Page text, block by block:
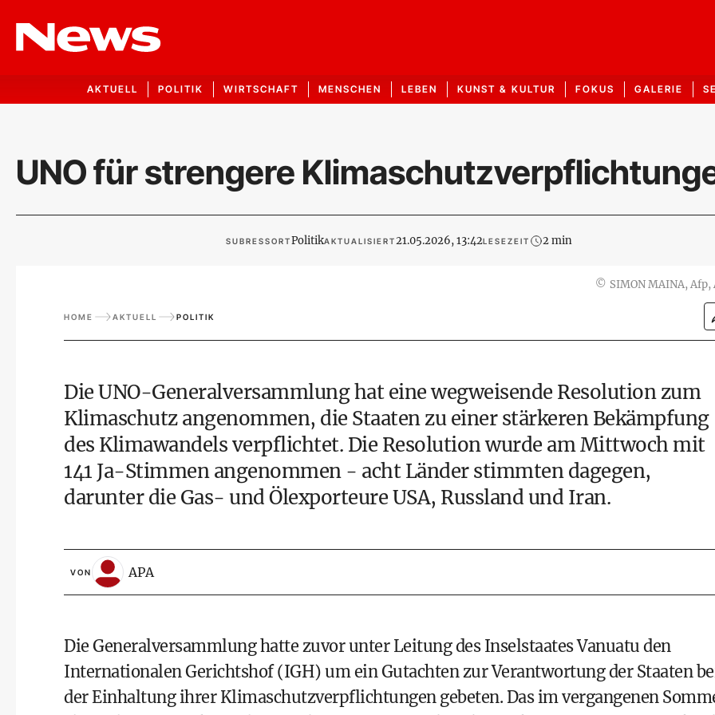
AKTUELL POLITIK WIRTSCHAFT MENSCHEN LEBEN KUNST & KULTUR FOKUS GALERIE
UNO für strengere
SUBRESSORTPolitikAKTUALISIERT21.05.2026, 13:42LESEZEIT 2 min
© SIMON MAINA, Afp,
HOME AKTUELL POLITIK
Die UNO-Generalversammlung hat eine wegweisende Resolution zum
Klimaschutz angenommen, die Staaten zu einer stärkeren Bekämpfung
des Klimawandels verpflichtet. Die Resolution wurde am Mittwoch mit
141 Ja-Stimmen angenommen - acht Länder stimmten dagegen,
darunter die Gas- und Ölexporteure USA, Russland und Iran.
VON APA
Die Generalversammlung hatte zuvor unter Leitung des Inselstaates Vanuatu den
Internationalen Gerichtshof (IGH) um ein Gutachten zur Verantwortung der Staaten
der Einhaltung ihrer Klimaschutzverpflichtungen gebeten. Das im vergangenen